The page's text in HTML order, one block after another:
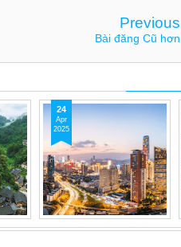
Previous
Bài đăng Cũ hơn
Thâm Quyến - Thành
24
Apr
2025